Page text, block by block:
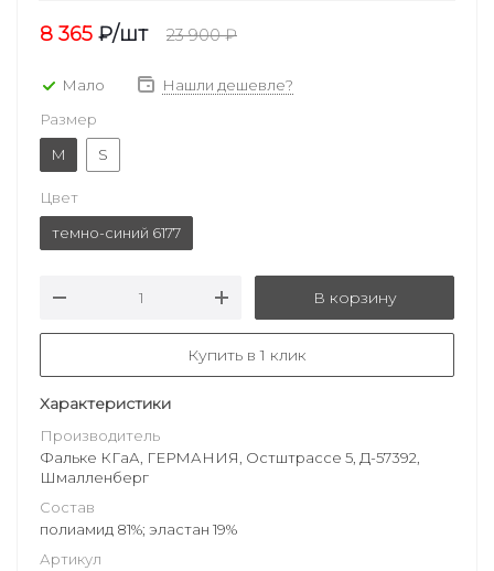
8 365 ₽/шт 23 900₽
Мало
Нашли дешевле?
Размер
M
S
Цвет
темно-синий 6177
В корзину
Купить в 1 клик
Характеристики
Производитель
Фальке КГаА, ГЕРМАНИЯ, Остштрассе 5, Д-57392,
Шмалленберг
Состав
полиамид 81%; эластан 19%
Артикул